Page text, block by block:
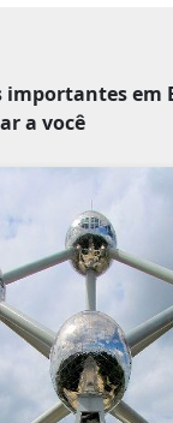
importantes em
a você